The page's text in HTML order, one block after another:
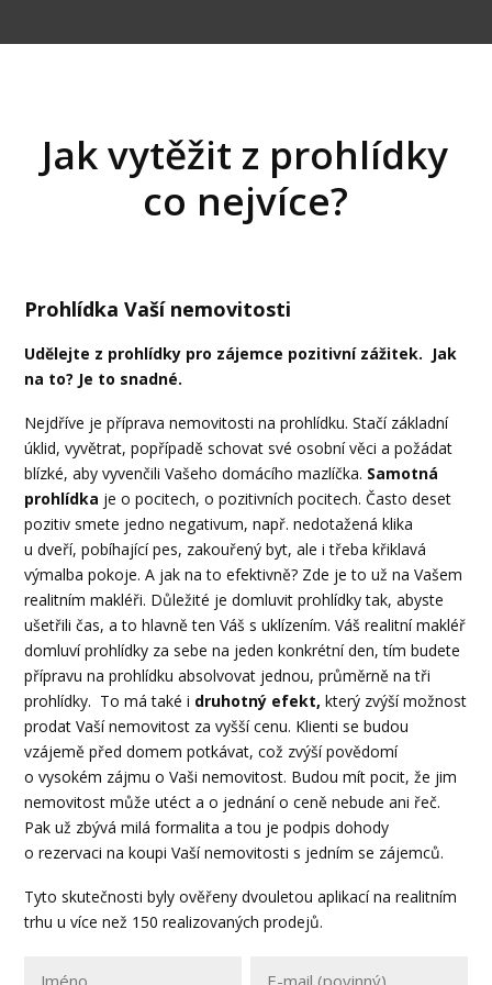
Jak vytěžit z prohlídky
co nejvíce?
Prohlídka Vaší nemovitosti
Udělejte z prohlídky pro zájemce pozitivní zážitek. Jak
na to? Je to snadné.
Nejdříve je příprava nemovitosti na prohlídku. Stačí základní
úklid, vyvětrat, popřípadě schovat své osobní věci a požádat
blízké, aby vyvenčili Vašeho domácího mazlíčka. Samotná
prohlídka je o pocitech, o pozitivních pocitech. Často deset
pozitiv smete jedno negativum, např. nedotažená klika
u dveří, pobíhající pes, zakouřený byt, ale i třeba křiklavá
výmalba pokoje. A jak na to efektivně? Zde je to už na Vašem
realitním makléři. Důležité je domluvit prohlídky tak, abyste
ušetřili čas, a to hlavně ten Váš s uklízením. Váš realitní makléř
domluví prohlídky za sebe na jeden konkrétní den, tím budete
přípravu na prohlídku absolvovat jednou, průměrně na tři
prohlídky. To má také i druhotný efekt, který zvýší možnost
prodat Vaší nemovitost za vyšší cenu. Klienti se budou
vzájemě před domem potkávat, což zvýší povědomí
o vysokém zájmu o Vaši nemovitost. Budou mít pocit, že jim
nemovitost může utéct a o jednání o ceně nebude ani řeč.
Pak už zbývá milá formalita a tou je podpis dohody
o rezervaci na koupi Vaší nemovitosti s jedním se zájemců.
Tyto skutečnosti byly ověřeny dvouletou aplikací na realitním
trhu u více než 150 realizovaných prodejů.